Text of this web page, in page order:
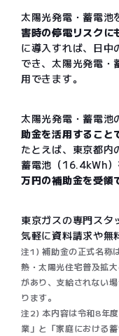
太陽光発電・蓄電池
害時の停電リスクに
に導入すれば、日中
でき、太陽光発電・
用できます。
太陽光発電・蓄電池
助金を活用すること
たとえば、東京都
蓄電池（16.4kWh）
万円の補助金を受領
東京ガスの専門スタ
気軽に資料請求や無
注1) 補助金の正式名称
熱・太陽光住宅普及拡
があり、支給されない
ります。
注2) 本内容は令和8年
業」と「家庭における